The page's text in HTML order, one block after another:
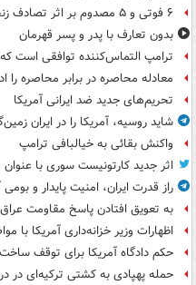
۶ فوتی و ۵ مصدوم بر اثر تصادف زنجیره‌ای
بدون تعارف با پدر و پسر قهرمان
ترامپ التماس‌کننده توافقی است
معادله محاصره در برابر محاصره را
تحریم‌های جدید ضد ایرانی آمریکا
شاید روسیه، آمریکا را در ایران
واکنش بقائی به خیالبافی ترامپ
اثر جدید کارتونیست سوری با
راز قدرت ایران، امنیت پایدار و
به تعویق افتادن پاسخ مقاومت
اظهارات وزیر خزانه‌داری آمریکا
حکم دادگاه آمریکا برای توقف
حمله پهپادی به کشتی ترکیه‌ای در